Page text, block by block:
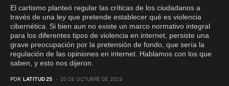
El cartismo planteó regular las críticas de los ciudadanos a
través de una ley que pretende establecer qué es violencia
cibernética. Si bien aun no existe un marco normativo integral
para los diferentes tipos de violencia en internet, persiste una
grave preocupación por la pretensión de fondo, que sería la
regulación de las opiniones en internet. Hablamos con los que
saben, y esto nos dijeron.
POR LATITUD 25 20 DE OCTUBRE DE 2023